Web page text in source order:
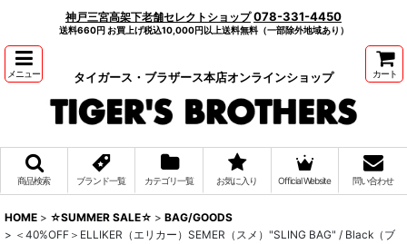
神戸三宮高架下老舗セレクトショップ 078-331-4450
送料660円 お買上げ税込10,000円以上送料無料（一部除外地域あり）
メニュー タイガース・ブラザース本店オンラインショップ カート
商品検索 ブランド一覧 カテゴリ一覧 お気に入り Official Website 問い合わせ
HOME > ☆SUMMER SALE☆ > BAG/GOODS
> ＜40%OFF＞ELLIKER（エリカー）SEMER（スメ）"SLING BAG" / Black（ブ